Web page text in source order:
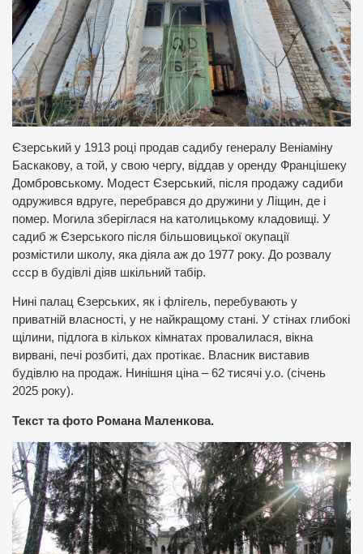
Єзерський у 1913 році продав садибу генералу Веніаміну
Баскакову, а той, у свою чергу, віддав у оренду Францішеку
Домбровському. Модест Єзерський, після продажу садиби
одружився вдруге, перебрався до дружини у Ліщин, де і
помер. Могила зберіглася на католицькому кладовищі. У
садиб ж Єзерського після більшовицької окупації
розмістили школу, яка діяла аж до 1977 року. До розвалу
ссср в будівлі діяв шкільний табір.
Нині палац Єзерських, як і флігель, перебувають у
приватній власності, у не найкращому стані. У стінах глибокі
щілини, підлога в кількох кімнатах провалилася, вікна
вирвані, печі розбиті, дах протікає. Власник виставив
будівлю на продаж. Нинішня ціна – 62 тисячі у.о. (січень
2025 року).
Текст та фото Романа Маленкова.